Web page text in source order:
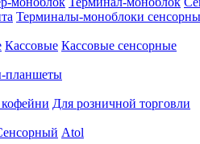
Терминалы-моноблоки
Кассовые Кассовые сенсорные
планшеты
Для розничной торговли
Atol